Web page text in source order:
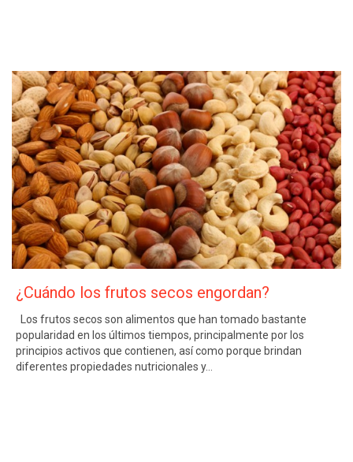
¿Cuándo los frutos secos engordan?
Los frutos secos son alimentos que han tomado bastante
popularidad en los últimos tiempos, principalmente por los
principios activos que contienen, así como porque brindan
diferentes propiedades nutricionales y…